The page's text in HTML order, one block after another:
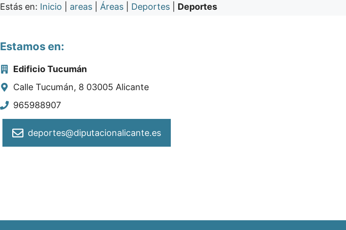
Estás en: Inicio areas Áreas Deportes Deportes
Estamos en:
Edificio Tucumán
Calle Tucumán, 8 03005 Alicante
965988907
deportes@diputacionalicante.es